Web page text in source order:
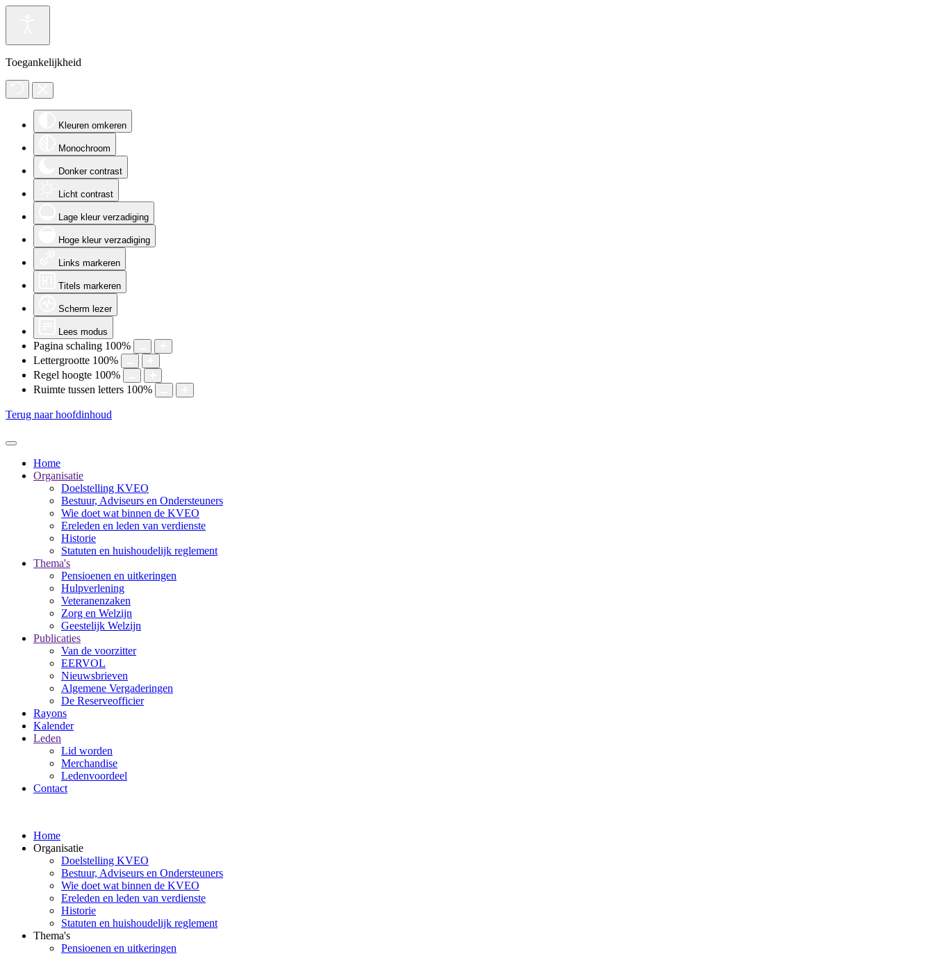
Toegankelijkheid
Kleuren omkeren
Monochroom
Donker contrast
Licht contrast
Lage kleur verzadiging
Hoge kleur verzadiging
Links markeren
Titels markeren
Scherm lezer
Lees modus
Pagina schaling 100%
Lettergrootte 100%
Regel hoogte 100%
Ruimte tussen letters 100%
Terug naar hoofdinhoud
Home
Organisatie
Doelstelling KVEO
Bestuur, Adviseurs en Ondersteuners
Wie doet wat binnen de KVEO
Ereleden en leden van verdienste
Historie
Statuten en huishoudelijk reglement
Thema's
Pensioenen en uitkeringen
Hulpverlening
Veteranenzaken
Zorg en Welzijn
Geestelijk Welzijn
Publicaties
Van de voorzitter
EERVOL
Nieuwsbrieven
Algemene Vergaderingen
De Reserveofficier
Rayons
Kalender
Leden
Lid worden
Merchandise
Ledenvoordeel
Contact
Home
Organisatie
Doelstelling KVEO
Bestuur, Adviseurs en Ondersteuners
Wie doet wat binnen de KVEO
Ereleden en leden van verdienste
Historie
Statuten en huishoudelijk reglement
Thema's
Pensioenen en uitkeringen